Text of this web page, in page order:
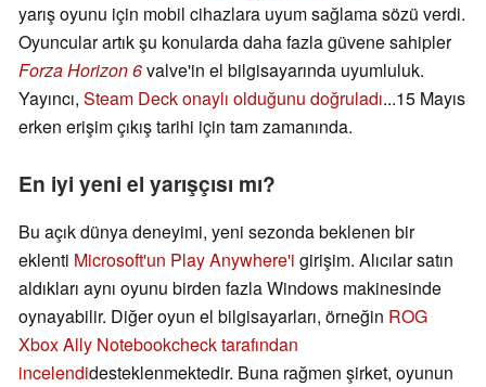
yarış oyunu için mobil cihazlara uyum sağlama sözü verdi.
Oyuncular artık şu konularda daha fazla güvene sahipler
Forza Horizon 6valve'in el bilgisayarında uyumluluk.
Yayıncı, Steam Deck onaylı olduğunu doğruladı...15 Mayıs
erken erişim çıkış tarihi için tam zamanında.
En iyi yeni el yarışçısı mı?
Bu açık dünya deneyimi, yeni sezonda beklenen bir
eklenti Microsoft'un Play Anywhere'i girişim. Alıcılar satın
aldıkları aynı oyunu birden fazla Windows makinesinde
oynayabilir. Diğer oyun el bilgisayarları, örneğin ROG
Xbox Ally Notebookcheck tarafından
incelendidesteklenmektedir. Buna rağmen şirket, oyunun